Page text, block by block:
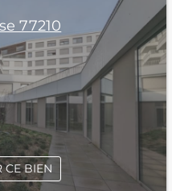
77210
CE BIEN